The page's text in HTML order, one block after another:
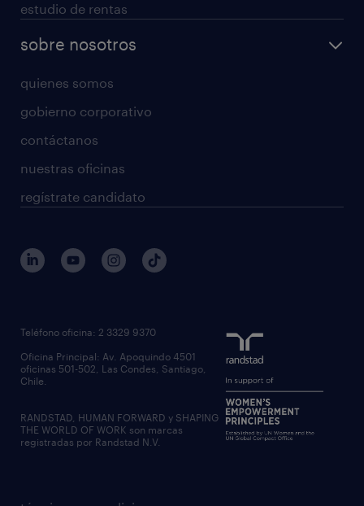
estudio de rentas
sobre nosotros
quienes somos
gobierno corporativo
contáctanos
nuestras oficinas
regístrate candidato
Teléfono oficina: 2 3329 9370
Oficina Principal: Av. Apoquindo 4501
oficinas 501-502, Las Condes, Santiago,
Chile.
RANDSTAD, HUMAN FORWARD y SHAPING
THE WORLD OF WORK son marcas
registradas por Randstad N.V.